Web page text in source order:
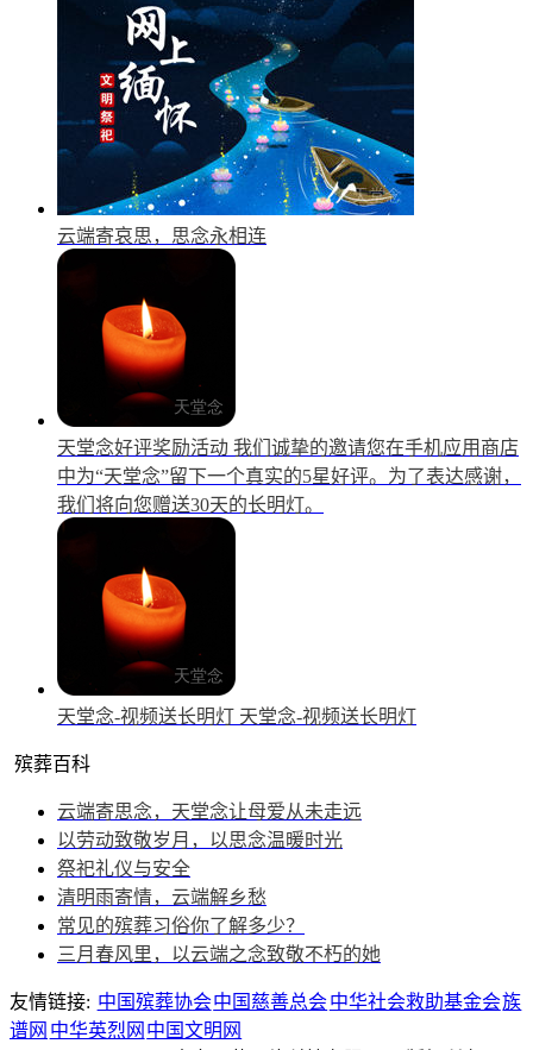
云端寄哀思，思念永相连
天堂念好评奖励活动 我们诚挚的邀请您在手机应用商店
中为“天堂念”留下一个真实的5星好评。为了表达感谢，
我们将向您赠送30天的长明灯。
天堂念-视频送长明灯 天堂念-视频送长明灯
殡葬百科
云端寄思念，天堂念让母爱从未走远
以劳动致敬岁月，以思念温暖时光
祭祀礼仪与安全
清明雨寄情，云端解乡愁
常见的殡葬习俗你了解多少？
三月春风里，以云端之念致敬不朽的她
友情链接: 中国殡葬协会中国慈善总会中华社会救助基金会族
谱网 中华英烈网 中国文明网